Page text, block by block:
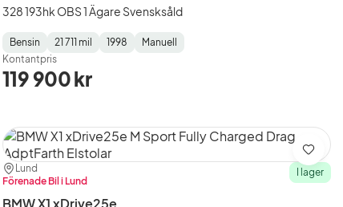
328 193hk OBS 1 Ägare Svensksåld
Fuel
Type:
Bensin
Mätarställning:
21 711 mil
Model
Year:
1998
Gearbox
Type:
Manuell
Kontantpris
119 900 kr
Plats:
Lund
Återförsäljare:
Förenade Bil i Lund
I lager
Spara